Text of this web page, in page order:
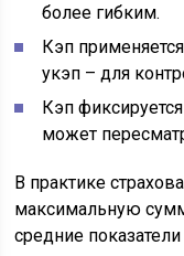
более гибким.
Кэп
укэп – для
Кэп
может
В практике
максимальную
средние